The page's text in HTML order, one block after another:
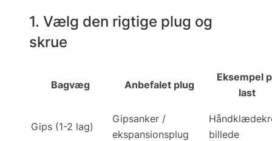
1. Vælg den rigtige plug og
skrue
Bagvæg Anbefalet plug
Eksempel
last
Gips (1-2 lag)
Gipsanker /
ekspansionsplug
billede